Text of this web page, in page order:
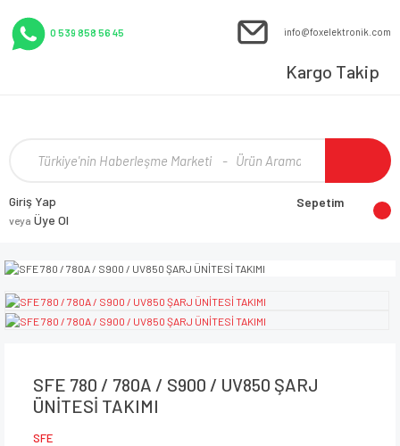
0 539 858 56 45 info@foxelektronik.com
Kargo Takip
Giriş Yap
veya Üye Ol
Sepetim
SFE 780 / 780A / S900 / UV850 ŞARJ
ÜNİTESİ TAKIMI
SFE